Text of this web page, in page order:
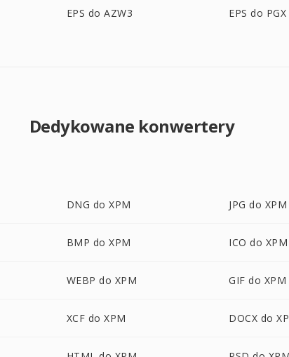
EPS do AZW3 EPS do PGX
Dedykowane konwertery
DNG do XPM JPG do XPM
BMP do XPM ICO do XPM
WEBP do XPM GIF do XPM
XCF do XPM DOCX do